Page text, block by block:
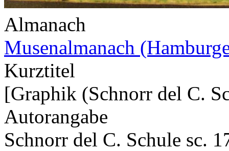
Almanach
Musenalmanach
Kurztitel
[Graphik (Schnorr del C.
Autorangabe
Schnorr del C. Schule sc.